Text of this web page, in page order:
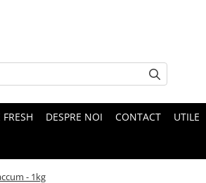
DESPRE NOI CONTACT UTILE
- 1kg